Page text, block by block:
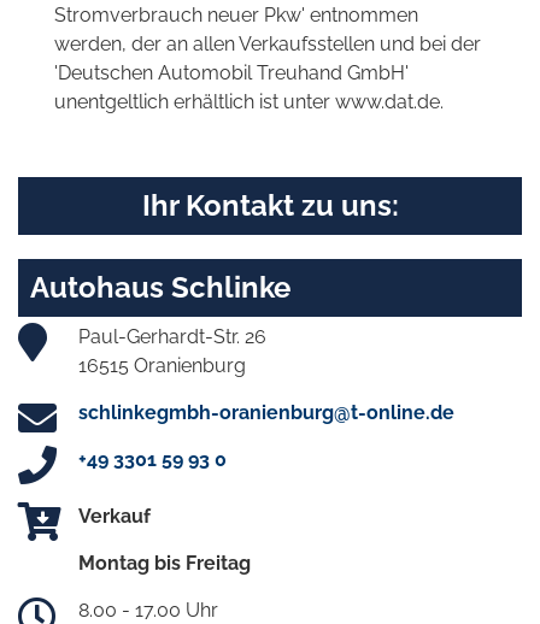
Stromverbrauch neuer Pkw' entnommen
werden, der an allen Verkaufsstellen und bei der
'Deutschen Automobil Treuhand GmbH'
unentgeltlich erhältlich ist unter www.dat.de.
Ihr Kontakt zu uns:
Autohaus Schlinke
Paul-Gerhardt-Str. 26
16515 Oranienburg
schlinkegmbh-oranienburg@t-online.de
+49 3301 59 93 0
Verkauf
Montag bis Freitag
8.00 - 17.00 Uhr